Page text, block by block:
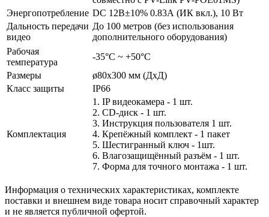
Энергопотребление DC 12В±10% 0.83А (ИК вкл.), 10 Вт
Дальность передачи
видео
До 100 метров (без использования
дополнительного оборудования)
Рабочая
температура
-35°С ~ +50°С
Размеры
ø80х300 мм (ДхД)
Класс защиты
IP66
Комплектация
1. IP видеокамера - 1 шт.
2. СD-диск - 1 шт.
3. Инструкция пользователя 1 шт.
4. Крепёжный комплект - 1 пакет
5. Шестигранный ключ - 1шт.
6. Влагозащищённый разъём - 1 шт.
7. Форма для точного монтажа - 1 шт.
Информация о технических характеристиках, комплекте
поставки и внешнем виде товара носит справочный характер
и не является публичной офертой.